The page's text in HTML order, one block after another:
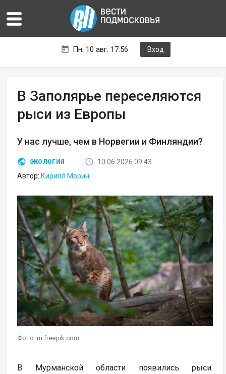
Пн. 10 авг. 17:56 Вход
В Заполярье переселяются
рыси из Европы
У нас лучше, чем в Норвегии и Финляндии?
ЭКОЛОГИЯ
10.06.2026 09:43
Автор: Кирилл Морин
Фото: ru.freepik.com
В Мурманской области появились рыси.